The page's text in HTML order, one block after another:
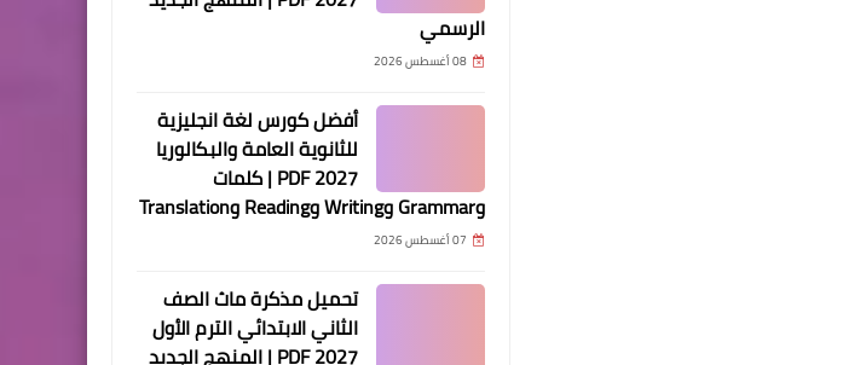
الرسمي
08 أغسطس 2026
أفضل كورس لغة انجليزية
للثانوية العامة والبكالوريا
2027 PDF | كلمات
وGrammar وWriting وReading وTranslation
07 أغسطس 2026
تحميل مذكرة ماث الصف
الثاني الابتدائي الترم الأول
2027 PDF | المنهج الجديد